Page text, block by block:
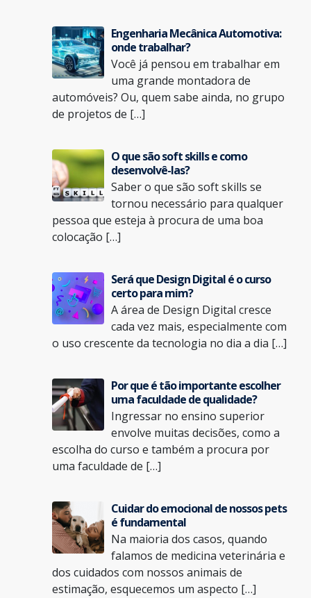
Engenharia Mecânica Automotiva:
onde trabalhar?
Você já pensou em trabalhar em
uma grande montadora de
automóveis? Ou, quem sabe ainda, no grupo
de projetos de […]
O que são soft skills e como
desenvolvê-las?
Saber o que são soft skills se
tornou necessário para qualquer
pessoa que esteja à procura de uma boa
colocação […]
Será que Design Digital é o curso
certo para mim?
A área de Design Digital cresce
cada vez mais, especialmente com
o uso crescente da tecnologia no dia a dia […]
Por que é tão importante escolher
uma faculdade de qualidade?
Ingressar no ensino superior
envolve muitas decisões, como a
escolha do curso e também a procura por
uma faculdade de […]
Cuidar do emocional de nossos pets
é fundamental
Na maioria dos casos, quando
falamos de medicina veterinária e
dos cuidados com nossos animais de
estimação, esquecemos um aspecto […]